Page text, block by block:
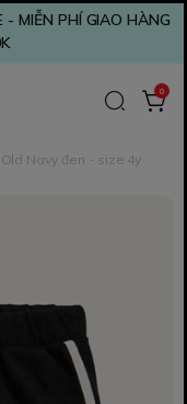
MIỄN PHÍ GIAO HÀNG
0
Navy đen - size 4y